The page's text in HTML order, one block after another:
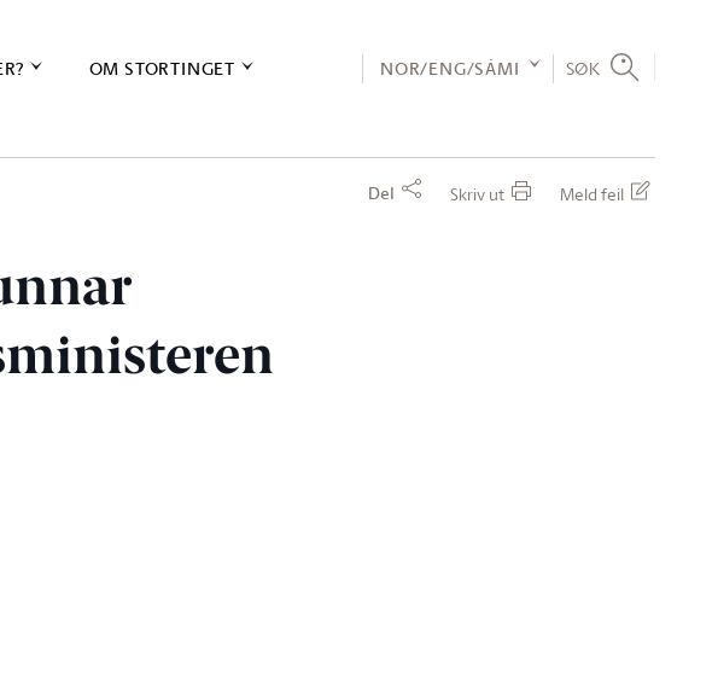
OM STORTINGET NOR/ENG/SÁMI SØK
Del Skriv ut Meld feil